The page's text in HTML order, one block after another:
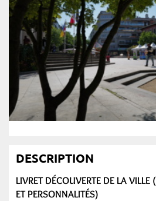
DESCRIPTION
LIVRET DÉCOUVERTE DE LA
ET PERSONNALITÉS)